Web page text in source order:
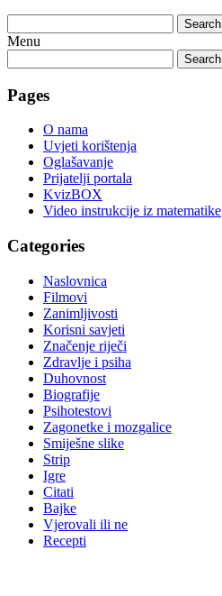
Search
Menu
Search
Pages
O nama
Uvjeti korištenja
Oglašavanje
Prijatelji portala
KvizBOX
Video instrukcije iz matematike
Categories
Naslovnica
Filmovi
Zanimljivosti
Korisni savjeti
Značenje riječi
Zdravlje i psiha
Duhovnost
Biografije
Psihotestovi
Zagonetke i mozgalice
Smiješne slike
Strip
Igre
Citati
Bajke
Vjerovali ili ne
Recepti